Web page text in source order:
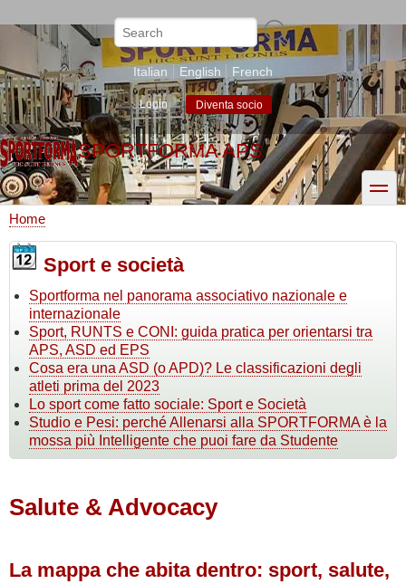
to
content
Search
Italian English French
Login Diventa socio
SPORTFORMA APS
toggle
Breadcrumb
Home
Sport e società
Sportforma nel panorama associativo nazionale e
internazionale
Sport, RUNTS e CONI: guida pratica per orientarsi tra
APS, ASD ed EPS
Cosa era una ASD (o APD)? Le classificazioni degli
atleti prima del 2023
Lo sport come fatto sociale: Sport e Società
Studio e Pesi: perché Allenarsi alla SPORTFORMA è la
mossa più Intelligente che puoi fare da Studente
Salute & Advocacy
La mappa che abita dentro: sport, salute,